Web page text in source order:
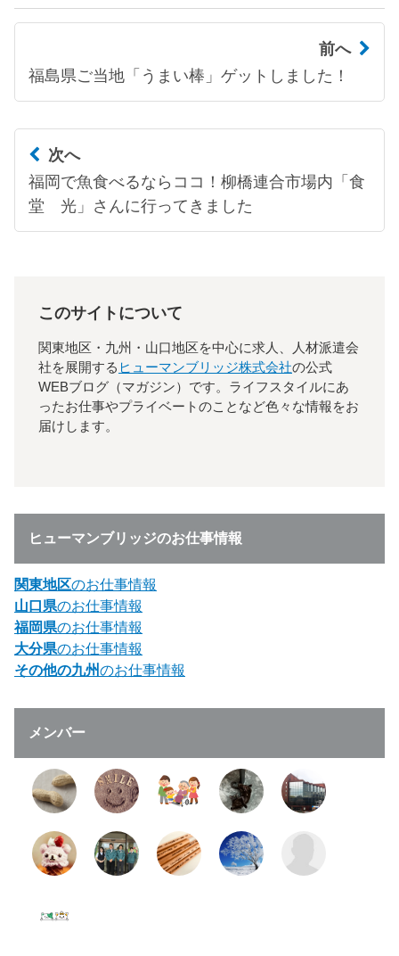
前へ
福島県ご当地「うまい棒」ゲットしました！
次へ
福岡で魚食べるならココ！柳橋連合市場内「食
堂 光」さんに行ってきました
このサイトについて
関東地区・九州・山口地区を中心に求人、人材派遣会
社を展開する ヒューマンブリッジ株式会社の公式
WEBブログ（マガジン）です。ライフスタイルにあ
ったお仕事やプライベートのことなど色々な情報をお
届けします。
ヒューマンブリッジのお仕事情報
関東地区のお仕事情報
山口県のお仕事情報
福岡県のお仕事情報
大分県のお仕事情報
その他の九州のお仕事情報
メンバー